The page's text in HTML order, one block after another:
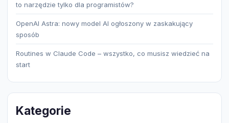
to narzędzie tylko dla programistów?
OpenAI Astra: nowy model AI ogłoszony w zaskakujący
sposób
Routines w Claude Code – wszystko, co musisz wiedzieć na
start
Kategorie